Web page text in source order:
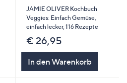
JAMIE OLIVER Kochbuch
Veggies: Einfach Gemüse,
einfach lecker, 116 Rezepte
€ 26,95
In den Warenkorb